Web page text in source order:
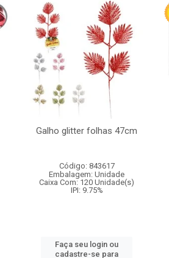
Galho glitter folhas 47cm
Código: 843617
Embalagem: Unidade
Caixa Com: 120 Unidade(s)
IPI: 9.75%
Faça seu login ou
cadastre-se para